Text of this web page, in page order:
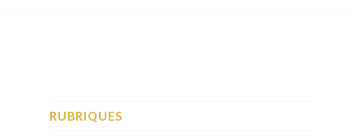
RUBRIQUES